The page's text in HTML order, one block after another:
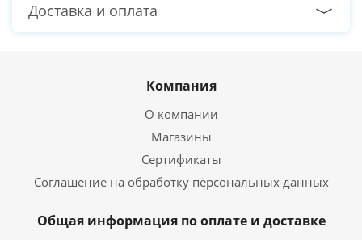
Доставка и оплата
Компания
О компании
Магазины
Сертификаты
Соглашение на обработку персональных данных
Общая информация по оплате и доставке